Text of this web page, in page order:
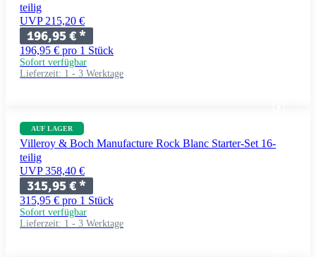
teilig
UVP 215,20 €
196,95 €*
196,95 € pro 1 Stück
Sofort verfügbar
Lieferzeit: 1 - 3 Werktage
AUF LAGER
Villeroy & Boch Manufacture Rock Blanc Starter-Set 16-
teilig
UVP 358,40 €
315,95 €*
315,95 € pro 1 Stück
Sofort verfügbar
Lieferzeit: 1 - 3 Werktage